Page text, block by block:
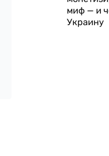
миф — и
Украину